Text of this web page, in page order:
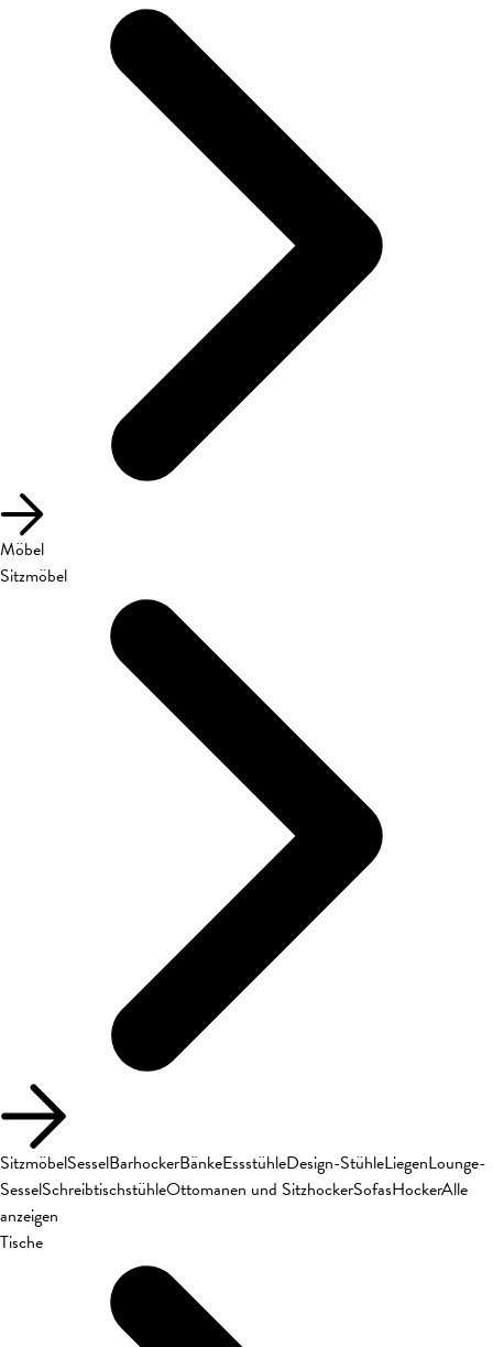
Möbel
Sitzmöbel
SitzmöbelSesselBarhockerBänkeEssstühleDesign-StühleLiegenLounge-
SesselSchreibtischstühleOttomanen und SitzhockerSofasHockerAlle
anzeigen
Tische